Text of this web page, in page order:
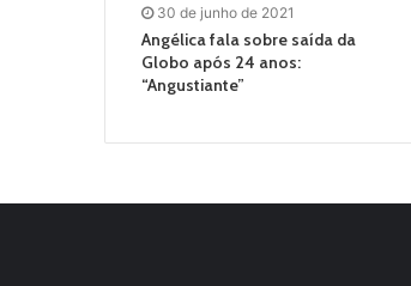
30 de junho de 2021
Angélica fala sobre saída da
Globo após 24 anos:
“Angustiante”